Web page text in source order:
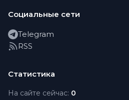
Социальные сети
Telegram
RSS
Статистика
На сайте сейчас: 0